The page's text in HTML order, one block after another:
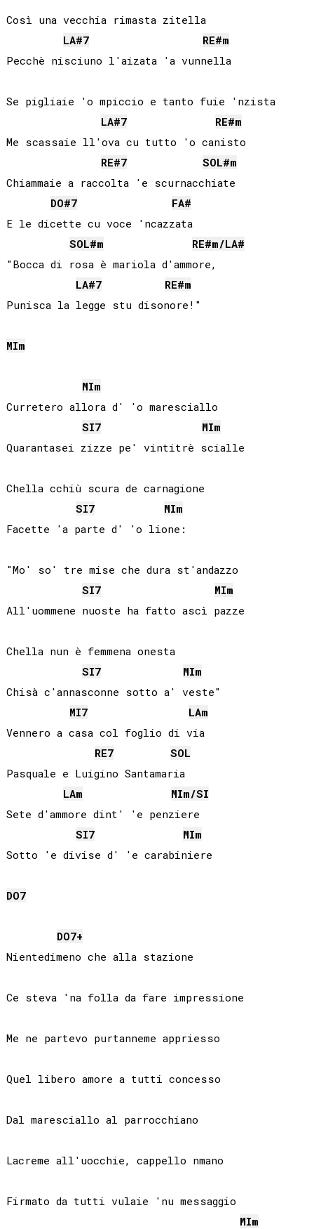
Così una vecchia rimasta zitella
LA#7 RE#m
Pecchè nisciuno l'aizata 'a vunnella
Se pigliaie 'o mpiccio e tanto fuie 'nzista
LA#7 RE#m
Me scassaie ll'ova cu tutto 'o canisto
RE#7 SOL#m
Chiammaie a raccolta 'e scurnacchiate
DO#7
FA#
E le dicette cu voce 'ncazzata
SOL#m RE#m/LA#
"Bocca di rosa è mariola d'ammore,
LA#7 RE#m
MIm
MIm
Curretero allora d' 'o maresciallo
SI7 MIm
Quarantasei zizze pe' vintitrè scialle
Chella cchiù scura de carnagione
SI7 MIm
Facette 'a parte d' 'o lione:
"Mo' so' tre mise che dura st'andazzo
SI7 MIm
All'uommene nuoste ha fatto ascì pazze
Chella nun è femmena onesta
SI7 MIm
Chisà c'annasconne sotto a' veste"
MI7 LAm
Vennero a casa col foglio di via
RE7
SOL
Pasquale e Luigino Santamaria
LAm MIm/SI
Sete d'ammore dint' 'e penziere
SI7 MIm
Sotto 'e divise d' 'e carabiniere
DO7
DO7+
Nientedimeno che alla stazione
Ce steva 'na folla da fare impressione
Me ne partevo purtanneme appriesso
Quel libero amore a tutti concesso
Dal maresciallo al parrocchiano
Lacreme all'uocchie, cappello nmano
Firmato da tutti vulaie 'nu messaggio
MIm